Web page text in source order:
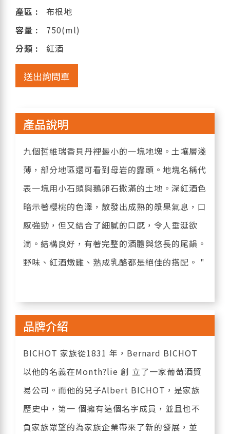
產區 :
布根地
容量 :
750(ml)
分類 :
紅酒
送出詢問單
產品說明
九個哲維瑞香貝丹裡最小的一塊地塊。土壤層淺
薄，部分地區還可看到母岩的露頭。地塊名稱代
表一塊用小石頭與鵝卵石撒滿的土地。深紅酒色
暗示著櫻桃的色澤，散發出成熟的漿果氣息，口
感強勁，但又結合了細膩的口感，令人垂涎欲
滴。結構良好，有著完整的酒體與悠長的尾韻。
野味、紅酒燉雞、熟成乳酪都是絕佳的搭配。 "
品牌介紹
BICHOT 家族從1831 年，Bernard BICHOT
以他的名義在Month?lie 創 立了一家葡萄酒貿
易公司。而他的兒子Albert BICHOT，是家族
歷史中，第一 個擁有這個名字成員，並且也不
負家族眾望的為家族企業帶來了新的發展，並